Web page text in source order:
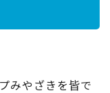
みやざきを皆で